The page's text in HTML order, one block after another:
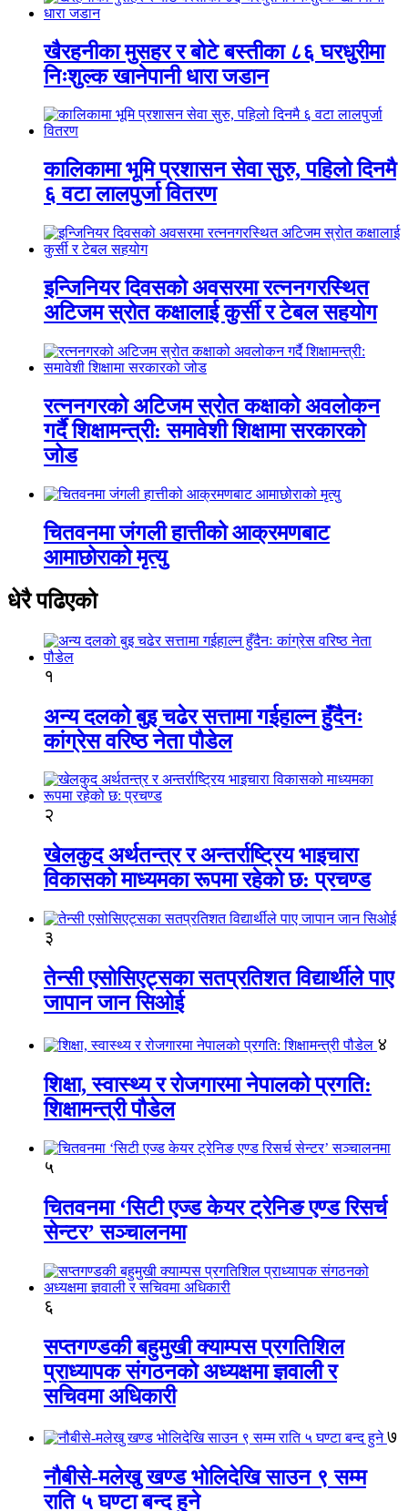
खैरहनीका मुसहर र बोटे बस्तीका ८६ घरधुरीमा
निःशुल्क खानेपानी धारा जडान
कालिकामा भूमि प्रशासन सेवा सुरु, पहिलो दिनमै
६ वटा लालपुर्जा वितरण
इन्जिनियर दिवसको अवसरमा रत्ननगरस्थित
अटिजम स्रोत कक्षालाई कुर्सी र टेबल सहयोग
रत्ननगरको अटिजम स्रोत कक्षाको अवलोकन
गर्दै शिक्षामन्त्री: समावेशी शिक्षामा सरकारको
जोड
चितवनमा जंगली हात्तीको आक्रमणबाट
आमाछोराको मृत्यु
धेरै पढिएको
१
अन्य दलको बुइ चढेर सत्तामा गईहाल्न हुँदैनः
कांग्रेस वरिष्ठ नेता पौडेल
२
खेलकुद अर्थतन्त्र र अन्तर्राष्ट्रिय भाइचारा
विकासको माध्यमका रूपमा रहेको छ: प्रचण्ड
३
तेन्सी एसोसिएट्सका सतप्रतिशत विद्यार्थीले पाए
जापान जान सिओई
४
शिक्षा, स्वास्थ्य र रोजगारमा नेपालको प्रगति:
शिक्षामन्त्री पौडेल
५
चितवनमा ‘सिटी एज्ड केयर ट्रेनिङ एण्ड रिसर्च
सेन्टर’ सञ्चालनमा
६
सप्तगण्डकी बहुमुखी क्याम्पस प्रगतिशिल
प्राध्यापक संगठनको अध्यक्षमा ज्ञवाली र
सचिवमा अधिकारी
७
नौबीसे-मलेखु खण्ड भोलिदेखि साउन ९ सम्म
राति ५ घण्टा बन्द हुने